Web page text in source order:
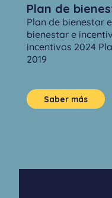
Plan de
Plan de bienestar
bienestar e
incentivos 2024
2019
Saber más